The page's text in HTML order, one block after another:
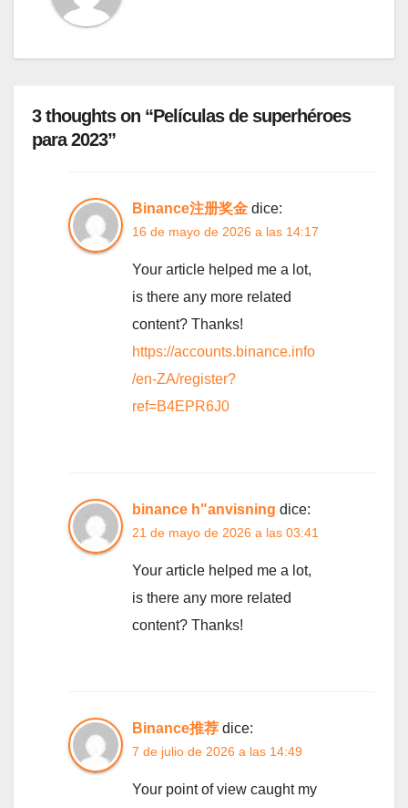
3 thoughts on “Películas de superhéroes
para 2023”
Binance注册奖金 dice:
16 de mayo de 2026 a las 14:17
Your article helped me a lot,
is there any more related
content? Thanks!
https://accounts.binance.info
/en-ZA/register?
ref=B4EPR6J0
binance h"anvisning dice:
21 de mayo de 2026 a las 03:41
Your article helped me a lot,
is there any more related
content? Thanks!
Binance推荐 dice:
7 de julio de 2026 a las 14:49
Your point of view caught my